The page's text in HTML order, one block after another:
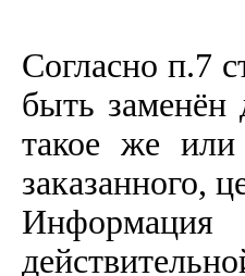
Согласно п.7
быть заменён
такое же или
заказанного,
Информация